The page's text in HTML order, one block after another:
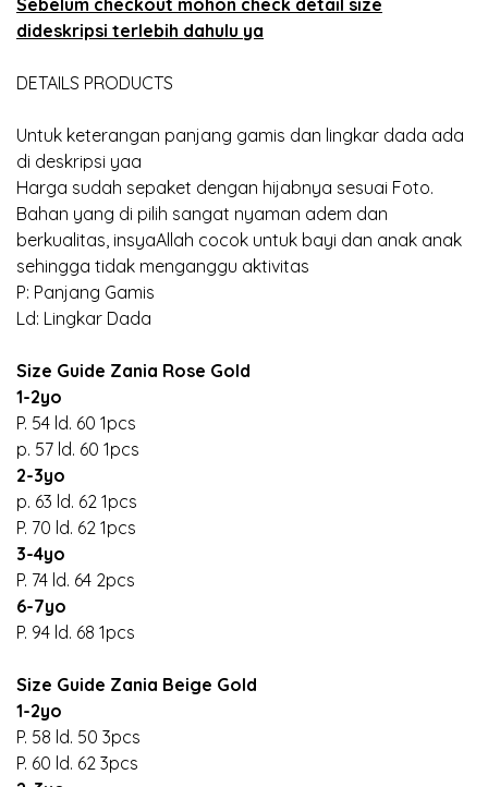
Sebelum checkout mohon check detail size
dideskripsi terlebih dahulu ya
DETAILS PRODUCTS
Untuk keterangan panjang gamis dan lingkar dada ada
di deskripsi yaa
Harga sudah sepaket dengan hijabnya sesuai Foto.
Bahan yang di pilih sangat nyaman adem dan
berkualitas, insyaAllah cocok untuk bayi dan anak anak
sehingga tidak menganggu aktivitas
P: Panjang Gamis
Ld: Lingkar Dada
Size Guide Zania Rose Gold
1-2yo
P. 54 ld. 60 1pcs
p. 57 ld. 60 1pcs
2-3yo
p. 63 ld. 62 1pcs
P. 70 ld. 62 1pcs
3-4yo
P. 74 ld. 64 2pcs
6-7yo
P. 94 ld. 68 1pcs
Size Guide Zania Beige Gold
1-2yo
P. 58 ld. 50 3pcs
P. 60 ld. 62 3pcs